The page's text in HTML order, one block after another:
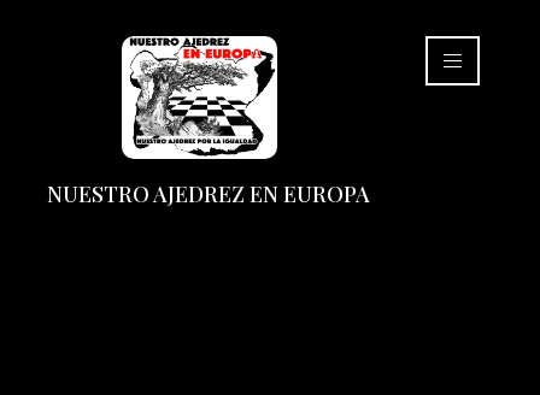
NUESTRO AJEDREZ EN EUROPA